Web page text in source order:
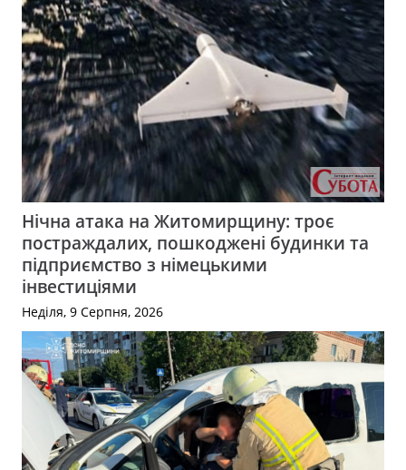
Нічна атака на Житомирщину: троє
постраждалих, пошкоджені будинки та
підприємство з німецькими
інвестиціями
Неділя, 9 Серпня, 2026